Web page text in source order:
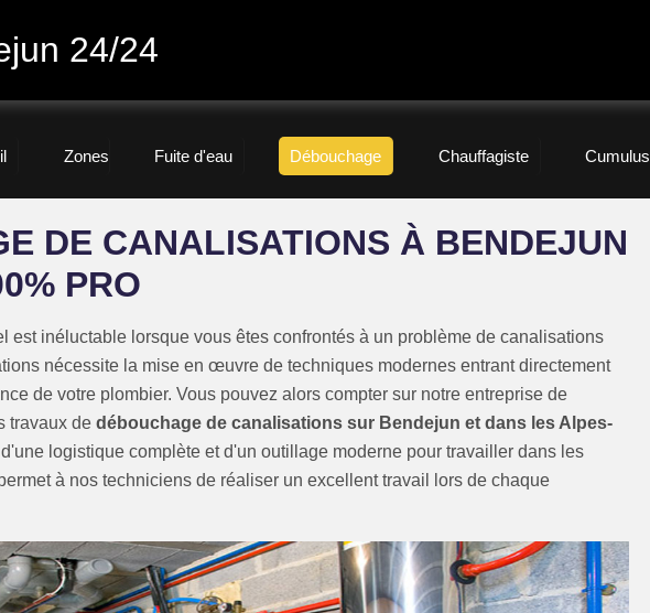
24/24
Zones Fuite d'eau Débouchage Chauffagiste Cumulus
DE CANALISATIONS À BENDEJUN
PRO
est inéluctable lorsque vous êtes confrontés à un problème de canalisations
nécessite la mise en œuvre de techniques modernes entrant directement
de votre plombier. Vous pouvez alors compter sur notre entreprise de
travaux de débouchage de canalisations sur Bendejun et dans les Alpes-
logistique complète et d'un outillage moderne pour travailler dans les
à nos techniciens de réaliser un excellent travail lors de chaque